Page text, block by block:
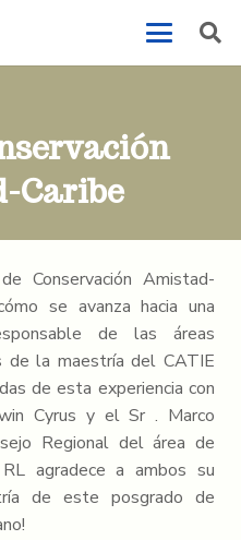
Caribe
Conservación Amistad-
se avanza hacia una
de las áreas
de la maestría del CATIE
de esta experiencia con
Cyrus y el Sr . Marco
Regional del área de
RL agradece a ambos su
de este posgrado de